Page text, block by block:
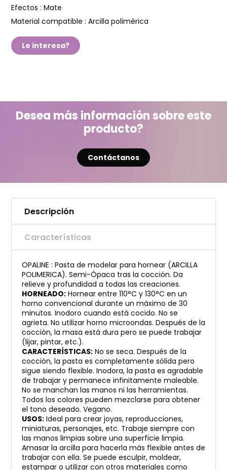
Efectos : Mate
Material compatible : Arcilla polimérica
Le interesa?
Desea más información sobre este
producto?
Contáctanos
Descripción
Características
OPALINE : Pasta de modelar para hornear (ARCILLA
POLIMERICA). Semi-Ópaca tras la cocción. Da
relieve y profundidad a todas las creaciones.
HORNEADO: Hornear entre 110°C y 130°C en un
horno convencional durante un máximo de 30
minutos. Inodoro cuando está cocido. No se
agrieta. No utilizar horno microondas. Después de la
cocción, la masa está dura pero se puede trabajar
(lijar, pintar, etc.).
CARACTERÍSTICAS: No se seca. Después de la
cocción, la pasta es completamente sólida pero
sigue siendo flexible. Inodora, la pasta es agradable
de trabajar y permanece infinitamente maleable.
No se manchan las manos ni las herramientas.
Todos los colores pueden mezclarse para obtener
el tono deseado. Vegano.
USOS: Ideal para crear joyas, reproducciones,
miniaturas, personajes, etc. Trabaje siempre con
las manos limpias sobre una superficie limpia.
Amasar la arcilla para hacerla más flexible antes de
trabajar con ella. Se puede esculpir, moldear,
estampar o utilizar con otros materiales como